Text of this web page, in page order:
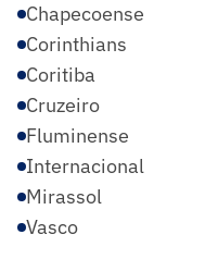
Chapecoense
Corinthians
Coritiba
Cruzeiro
Fluminense
Internacional
Mirassol
Vasco